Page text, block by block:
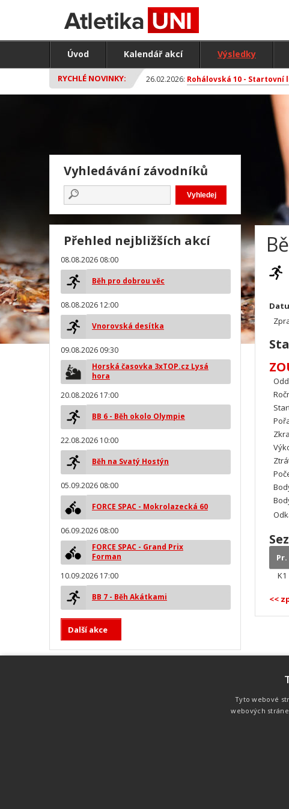
Úvod Kalendář akcí Výsledky
RYCHLÉ NOVINKY: 26.02.2026: Rohálovská 10 - Startovní
Pr.
K1
<<
Vyhledávání závodníků
Přehled nejbližších akcí
08.08.2026 08:00
Běh pro dobrou věc
08.08.2026 12:00
Vnorovská desítka
09.08.2026 09:30
Horská časovka 3xTOP.cz Lysá
hora
20.08.2026 17:00
BB 6 - Běh okolo Olympie
22.08.2026 10:00
Běh na Svatý Hostýn
05.09.2026 08:00
FORCE SPAC - Mokrolazecká 60
06.09.2026 08:00
FORCE SPAC - Grand Prix
Forman
10.09.2026 17:00
BB 7 - Běh Akátkami
Další akce
technologie od společnosti MYLAPS. Tato
technologie je používána na olympijských
. Publikování a šíření obsahu je bez
Tyto webové
webových